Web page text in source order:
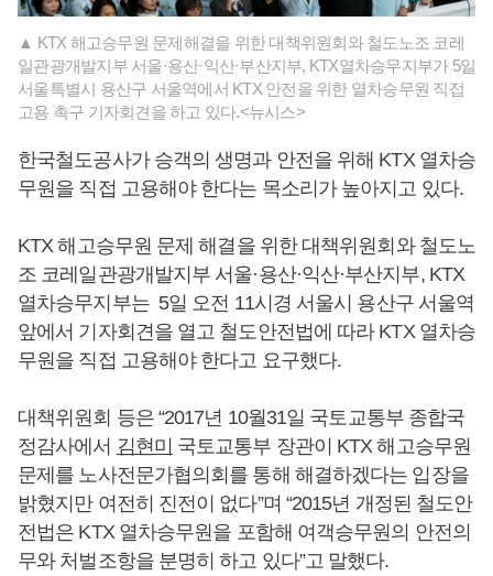
▲ KTX 해고승무원 문제해결을 위한 대책위원회와 철도노조 코레
일관광개발지부 서울·용산·익산·부산지부, KTX열차승무지부가 5일
서울특별시 용산구 서울역에서 KTX 안전을 위한 열차승무원 직접
고용 촉구 기자회견을 하고 있다.<뉴시스>
한국철도공사가 승객의 생명과 안전을 위해 KTX 열차승
무원을 직접 고용해야 한다는 목소리가 높아지고 있다.
KTX 해고승무원 문제 해결을 위한 대책위원회와 철도노
조 코레일관광개발지부 서울·용산·익산·부산지부, KTX
열차승무지부는 5일 오전 11시경 서울시 용산구 서울역
앞에서 기자회견을 열고 철도안전법에 따라 KTX 열차승
무원을 직접 고용해야 한다고 요구했다.
대책위원회 등은 “2017년 10월31일 국토교통부 종합국
정감사에서 김현미 국토교통부 장관이 KTX 해고승무원
문제를 노사전문가협의회를 통해 해결하겠다는 입장을
밝혔지만 여전히 진전이 없다”며 “2015년 개정된 철도안
전법은 KTX 열차승무원을 포함해 여객승무원의 안전의
무와 처벌조항을 분명히 하고 있다”고 말했다.